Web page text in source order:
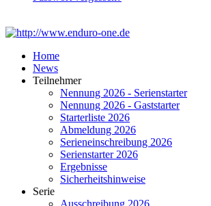
Home
News
Teilnehmer
Nennung 2026 - Serienstarter
Nennung 2026 - Gaststarter
Starterliste 2026
Abmeldung 2026
Serieneinschreibung 2026
Serienstarter 2026
Ergebnisse
Sicherheitshinweise
Serie
Ausschreibung 2026